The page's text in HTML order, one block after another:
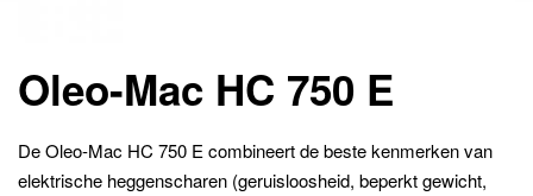
Oleo-Mac HC 750 E
De Oleo-Mac HC 750 E combineert de beste kenmerken van
elektrische heggenscharen (geruisloosheid, beperkt gewicht,